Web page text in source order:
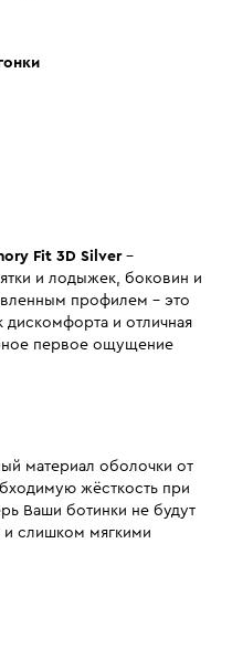
Fit 3D Silver –
и лодыжек, боковин и
профилем – это
дискомфорта и отличная
первое ощущение
материал оболочки от
жёсткость при
Ваши ботинки не будут
слишком мягкими